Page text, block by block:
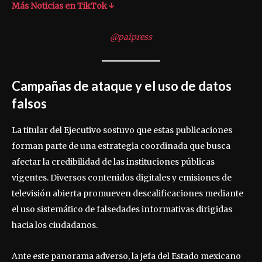
Más Noticias en TikTok ↓
@paipress
Campañas de ataque y el uso de datos
falsos
La titular del Ejecutivo sostuvo que estas publicaciones
forman parte de una estrategia coordinada que busca
afectar la credibilidad de las instituciones públicas
vigentes. Diversos contenidos digitales y emisiones de
televisión abierta promueven descalificaciones mediante
el uso sistemático de falsedades informativas dirigidas
hacia los ciudadanos.
Ante este panorama adverso, la jefa del Estado mexicano